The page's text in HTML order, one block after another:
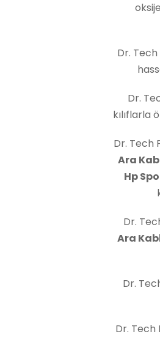
Dr.
Dr.
kılıflarla
Dr. Tech
Ara
Hp
Dr.
Ara
Dr.
Dr. Tech